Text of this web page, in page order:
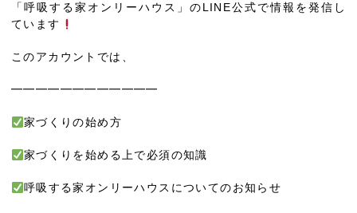
「呼吸する家オンリーハウス」のLINE公式で情報を発信し
ています
このアカウントでは、
━━━━━━━━━━━━
家づくりの始め方
家づくりを始める上で必須の知識
呼吸する家オンリーハウスについてのお知らせ